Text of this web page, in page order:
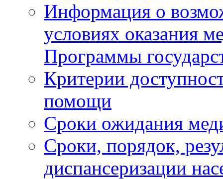
Информация о
условиях оказания
Программы
Критерии
помощи
Сроки ожидания
Сроки, порядок,
диспансеризации